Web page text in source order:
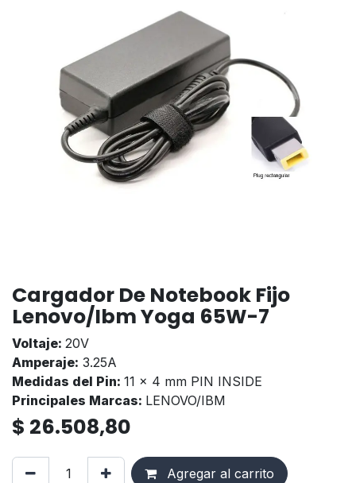
Cargador De Notebook Fijo
Lenovo/Ibm Yoga 65W-7
Voltaje: 20V
Amperaje: 3.25A
Medidas del Pin: 11 x 4 mm PIN INSIDE
Principales Marcas: LENOVO/IBM
$ 26.508,80
Agregar al carrito